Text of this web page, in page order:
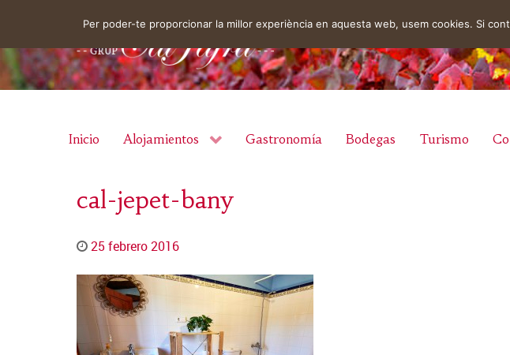
Inicio Alojamientos Gastronomía Bodegas Turismo
cal-jepet-bany
25 febrero 2016
Per poder-te proporcionar la millor experiència en aquesta web, usem cookies. Si